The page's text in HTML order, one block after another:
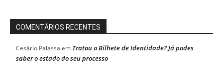
COMENTÁRIOS RECENTES
Cesário Palassa em Tratou o Bilhete de Identidade? Já podes
saber o estado do seu processo